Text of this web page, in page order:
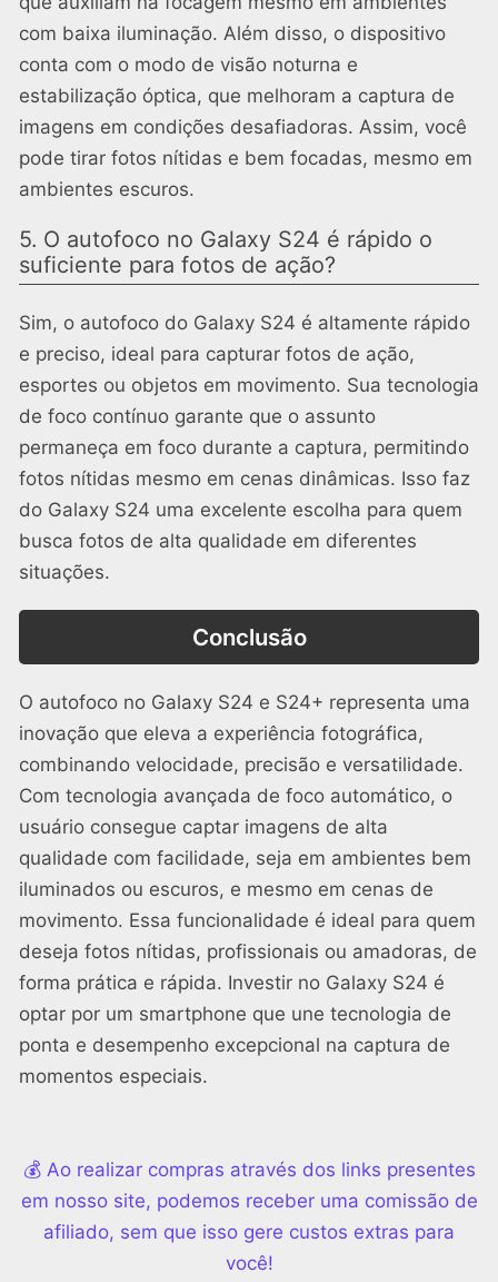
com baixa iluminação. Além disso, o dispositivo
conta com o modo de visão noturna e
estabilização óptica, que melhoram a captura de
imagens em condições desafiadoras. Assim, você
pode tirar fotos nítidas e bem focadas, mesmo em
ambientes escuros.
5. O autofoco no Galaxy S24 é rápido o
suficiente para fotos de ação?
Sim, o autofoco do Galaxy S24 é altamente rápido
e preciso, ideal para capturar fotos de ação,
esportes ou objetos em movimento. Sua tecnologia
de foco contínuo garante que o assunto
permaneça em foco durante a captura, permitindo
fotos nítidas mesmo em cenas dinâmicas. Isso faz
do Galaxy S24 uma excelente escolha para quem
busca fotos de alta qualidade em diferentes
situações.
Conclusão
O autofoco no Galaxy S24 e S24+ representa uma
inovação que eleva a experiência fotográfica,
combinando velocidade, precisão e versatilidade.
Com tecnologia avançada de foco automático, o
usuário consegue captar imagens de alta
qualidade com facilidade, seja em ambientes bem
iluminados ou escuros, e mesmo em cenas de
movimento. Essa funcionalidade é ideal para quem
deseja fotos nítidas, profissionais ou amadoras, de
forma prática e rápida. Investir no Galaxy S24 é
optar por um smartphone que une tecnologia de
ponta e desempenho excepcional na captura de
momentos especiais.
💰 Ao realizar compras através dos links presentes
em nosso site, podemos receber uma comissão de
afiliado, sem que isso gere custos extras para
você!